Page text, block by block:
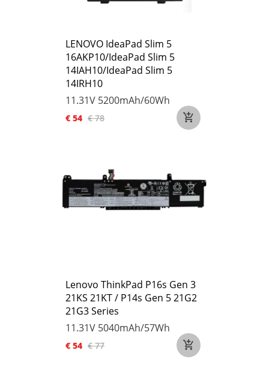
LENOVO IdeaPad Slim 5
16AKP10/IdeaPad Slim 5
14IAH10/IdeaPad Slim 5
14IRH10
11.31V 5200mAh/60Wh
€ 54 € 78
Lenovo ThinkPad P16s Gen 3
21KS 21KT / P14s Gen 5 21G2
21G3 Series
11.31V 5040mAh/57Wh
€ 54 € 77